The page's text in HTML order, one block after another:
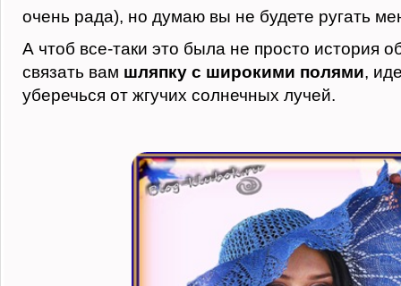
очень рада), но думаю вы не будете ругать
А чтоб все-таки это была не просто история
связать вам шляпку с широкими полями,
уберечься от жгучих солнечных лучей.